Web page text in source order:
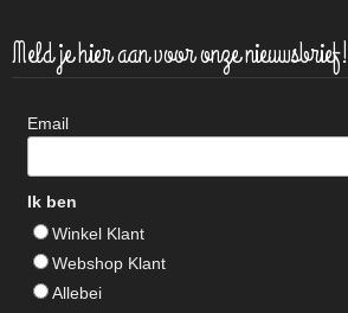
Meld je hier aan voor onze nieuwsbrief!
Email
Ik ben
Winkel Klant
Webshop Klant
Allebei